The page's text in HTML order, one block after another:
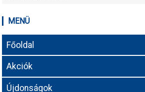
MENÜ
Főoldal
Akciók
Újdonságok